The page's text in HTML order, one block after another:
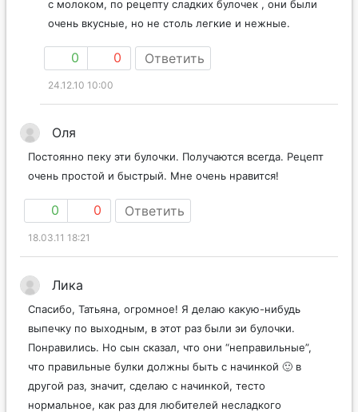
с молоком, по рецепту сладких булочек , они были
очень вкусные, но не столь легкие и нежные.
0 0 Ответить
24.12.10 10:00
Оля
Постоянно пеку эти булочки. Получаются всегда. Рецепт
очень простой и быстрый. Мне очень нравится!
0 0 Ответить
18.03.11 18:21
Лика
Спасибо, Татьяна, огромное! Я делаю какую-нибудь
выпечку по выходным, в этот раз были эи булочки.
Понравились. Но сын сказал, что они “неправильные”,
что правильные булки должны быть с начинкой 🙂 в
другой раз, значит, сделаю с начинкой, тесто
нормальное, как раз для любителей несладкого